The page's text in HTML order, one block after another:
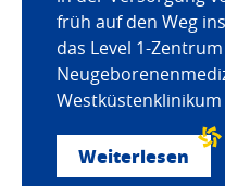
früh auf den Weg
das Level 1-
Weiterlesen